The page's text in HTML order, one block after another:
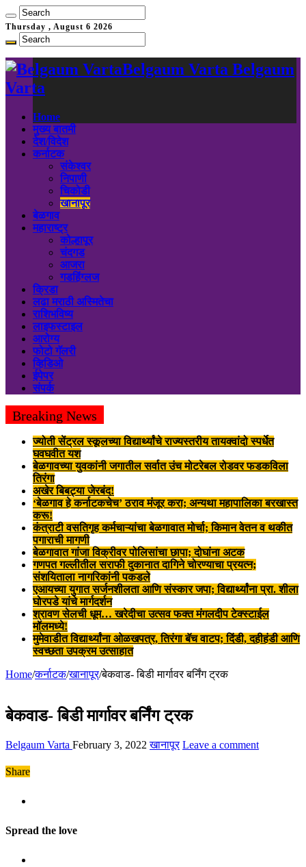
Thursday , August 6 2026
Belgaum Varta Belgaum
Varta
Home
मुख्य बातमी
देश/विदेश
कर्नाटक
संकेश्वर
निपाणी
चिकोडी
खानापूर
बेळगाव
महाराष्ट्र
कोल्हापूर
चंदगड
आजरा
गडहिंग्लज
क्रिडा
लढा मराठी अस्मितेचा
राशिभविष्य
लाइफस्टाइल
आरोग्य
फोटो गॅलरी
व्हिडिओ
ईपेपर
संपर्क
Breaking News
ज्योती सेंट्रल स्कूलच्या विद्यार्थ्यांचे राज्यस्तरीय तायक्वांदो स्पर्धेत
घवघवीत यश
बेळगावच्या युवकांनी जगातील सर्वात उंच मोटरेबल रोडवर फडकविला
तिरंगा
अखेर बिबट्या जेरबंद!
‘बेळगाव हे कर्नाटकचेच’ ठराव मंजूर करा; अन्यथा महापालिका बरखास्त
करू!
कंत्राटी वसतिगृह कर्मचाऱ्यांचा बेळगावात मोर्चा; किमान वेतन व थकीत
पगाराची मागणी
बेळगावात गांजा विक्रीवर पोलिसांचा छापा; दोघांना अटक
गणपत गल्लीतील सराफी दुकानात दागिने चोरण्याचा प्रयत्न;
संशयिताला नागरिकांनी पकडले
एआयच्या युगात सर्जनशीलता आणि संस्कार जपा; विद्यार्थ्यांना प्रा. शीला
घोरपडे यांचे मार्गदर्शन
श्रावण सेलची धूम… खरेदीचा उत्सव फक्त मंगलदीप टेक्स्टाईल
मॉलमध्ये!
मुमेवाडीत विद्यार्थ्यांना ओळखपत्र, तिरंगा बॅच वाटप; दिंडी, दहीहंडी आणि
स्वच्छता उपक्रम उत्साहात
Home/कर्नाटक/खानापूर/बेकवाड- बिडी मार्गावर बर्निंग ट्रक
बेकवाड- बिडी मार्गावर बर्निंग ट्रक
Belgaum Varta February 3, 2022 खानापूर Leave a comment
Share
Spread the love